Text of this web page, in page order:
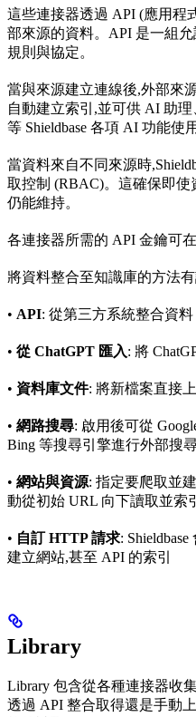
這些連接器透過 API (應用程
部來源的資料。API 是一組
規則與協定。
當與來源建立連線後,外部來
自動建立索引,並可供 AI 助
等 Shieldbase 各項 AI 功能使用
當資料來自不同來源時
取控制 (RBAC)。這確保即
仍能維持。
各連接器所需的 API 金鑰可
將資料整合至知識庫的方法
• API: 從第三方系統整合資料
• 從 ChatGPT 匯入: 將
• 資料庫文件: 將新檔案直接
• 網路搜尋: 啟用後可從
Bing 等搜尋引擎進行外部搜
• 網站與資源: 指定要爬取並
動從初始 URL 向下讀取並索
• 自訂 HTTP 請求:
建立網站,甚至 API 的索引
Library
Library 包含從各種連接器收
透過 API 整合取得還是手動